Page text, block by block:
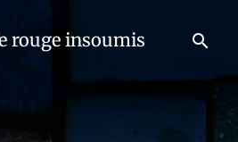
rouge insoumis